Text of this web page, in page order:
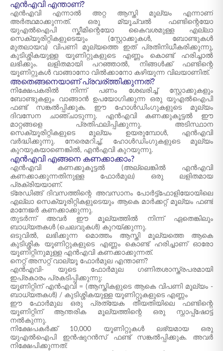
എൻഎവി എന്താണ്?
എൻഎവി എന്നാൽ അറ്റ ആസ്തി മൂല്യം എന്നാണ്
അർത്ഥമാക്കുന്നത്. ഒരു മ്യൂച്വൽ ഫണ്ടിന്റെയോ
യുഎൽഐപി സ്കീമിന്റെയോ കൈവശമുള്ള എല്ലാ
സെക്യൂരിറ്റികളുടെയും (സ്റ്റോക്കുകൾ, ബോണ്ടുകൾ
മുതലായവ) വിപണി മൂല്യത്തെ ഇത് പ്രതിനിധീകരിക്കുന്നു,
കുടിശ്ശികയുള്ള യൂണിറ്റുകളുടെ എണ്ണം കൊണ്ട് ഹരിച്ചാൽ
ലഭിക്കും. ലളിതമായി പറഞ്ഞാൽ, നിങ്ങൾക്ക് ഫണ്ടിന്റെ
യൂണിറ്റുകൾ വാങ്ങാനോ വിൽക്കാനോ കഴിയുന്ന വിലയാണിത്.
അതെങ്ങനെയാണ് പ്രവര്ത്തിക്കുന്നത്?
നിക്ഷേപകരിൽ നിന്ന് പണം ശേഖരിച്ച് സ്റ്റോക്കുകളും
ബോണ്ടുകളും വാങ്ങാൻ ഉപയോഗിക്കുന്ന ഒരു യുഎൽഐപി
ഫണ്ട് സങ്കൽപ്പിക്കുക. ഈ ഹോൾഡിംഗുകളുടെ മൂല്യം
ദിവസേന ചാഞ്ചാടുന്നു. എൻഎവി കണക്കുകൂട്ടൽ ഈ
മാറ്റങ്ങളെ പ്രതിഫലിപ്പിക്കുന്നു. അടിസ്ഥാന
സെക്യൂരിറ്റികളുടെ മൂല്യം ഉയരുമ്പോൾ, എൻഎവി
വർദ്ധിക്കുന്നു. നേരെമറിച്ച്, ഹോൾഡിംഗുകളുടെ മൂല്യം
കുറയുകയാണെങ്കിൽ, എൻഎവി കുറയുന്നു.
എൻഎവി എങ്ങനെ കണക്കാക്കാം?
എൻഎവി കണക്കുകൂട്ടൽ (അല്ലെങ്കിൽ എൻഎവി
കണക്കാക്കുന്നതിനുള്ള ഫോർമുല) ഒരു ലളിതമായ
പ്രക്രിയയാണ്.
ട്രേഡിങ്ങ് ദിവസത്തിന്റെ അവസാനം പോർട്ട്ഫോളിയോയിലെ
എല്ലാ സെക്യൂരിറ്റികളുടെയും ആകെ മാർക്കറ്റ് മൂല്യം ഫണ്ട്
മാനേജർ കണക്കാക്കുന്നു.
തുടർന്ന് അവർ ഈ മൂല്യത്തിൽ നിന്ന് ഏതെങ്കിലും
ബാധ്യതകൾ (ചെലവുകൾ) കുറയ്ക്കുന്നു.
ഒടുവിൽ, ലഭിക്കുന്ന മൊത്തം ആസ്തി മൂല്യത്തെ ആകെ
കുടിശ്ശിക യൂണിറ്റുകളുടെ എണ്ണം കൊണ്ട് ഹരിച്ചാണ് ഓരോ
യൂണിറ്റിനുമുള്ള എൻഎവി കണക്കാക്കുന്നത്.
നെറ്റ് അസറ്റ് വാല്യൂ ഫോർമുല എന്താണ്?
എൻഎവി- യുടെ ഫോർമുല ഗണിതശാസ്ത്രപരമായി
ഇപ്രകാരം പ്രകടിപ്പിക്കുന്നു:
യൂണിറ്റിന് എൻഎവി = (ആസ്തികളുടെ ആകെ വിപണി മൂല്യം -
ബാധ്യതകൾ) / കുടിശ്ശികയുള്ള യൂണിറ്റുകളുടെ എണ്ണം
ഈ ഫോർമുല ഒരു പ്രത്യേക തീയതിയിലെ ഫണ്ടിന്റെ
യൂണിറ്റിന് ആന്തരിക മൂല്യത്തിന്റെ ഒരു സ്നാപ്പ്ഷോട്ട്
നൽകുന്നു.
നിക്ഷേപകർക്ക് 10,000 യൂണിറ്റുകൾ ലഭ്യമായ ഒരു
യുഎൽഐപി ഇൻഷുറൻസ് ഫണ്ട് സങ്കൽപ്പിക്കുക. അവർ
നിക്ഷേപിക്കുന്നത്: